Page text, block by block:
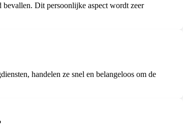
Dit persoonlijke aspect wordt zeer
handelen ze snel en belangeloos om de